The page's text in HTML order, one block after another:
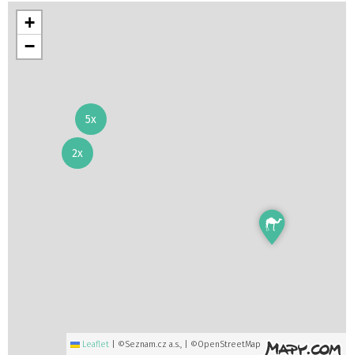
2x
5x
+
−
Leaflet ©Seznam.cz a.s., | ©OpenStreetMap